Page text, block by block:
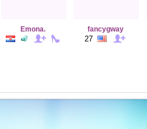
Emona. fancygway
27